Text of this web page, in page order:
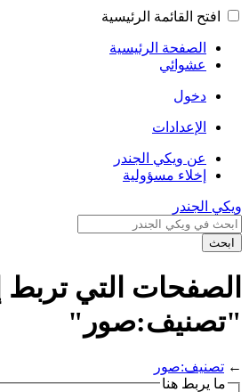
افتح القائمة الرئيسية
الصفحة الرئيسية
عشوائي
دخول
الإعدادات
عن ويكي الجندر
إخلاء مسؤولية
ويكي الجندر
ابحث
الصفحات التي تربط
"تصنيف:صور"
← تصنيف:صور
ما يربط هنا